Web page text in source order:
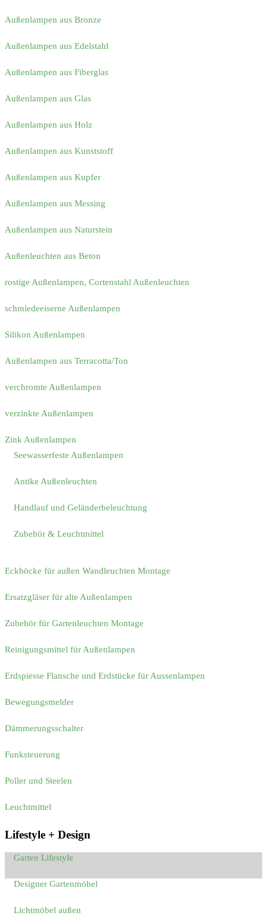
Außenlampen aus Bronze
Außenlampen aus Edelstahl
Außenlampen aus Fiberglas
Außenlampen aus Glas
Außenlampen aus Holz
Außenlampen aus Kunststoff
Außenlampen aus Kupfer
Außenlampen aus Messing
Außenlampen aus Naturstein
Außenleuchten aus Beton
rostige Außenlampen, Cortenstahl Außenleuchten
schmiedeeiserne Außenlampen
Silikon Außenlampen
Außenlampen aus Terracotta/Ton
verchromte Außenlampen
verzinkte Außenlampen
Zink Außenlampen
Seewasserfeste Außenlampen
Antike Außenleuchten
Handlauf und Geländerbeleuchtung
Zubehör & Leuchtmittel
Eckböcke für außen Wandleuchten Montage
Ersatzgläser für alte Außenlampen
Zubehör für Gartenleuchten Montage
Reinigungsmittel für Außenlampen
Erdspiesse Flansche und Erdstücke für Aussenlampen
Bewegungsmelder
Dämmerungsschalter
Funksteuerung
Poller und Steelen
Leuchtmittel
Lifestyle + Design
Garten Lifestyle
Designer Gartenmöbel
Lichtmöbel außen